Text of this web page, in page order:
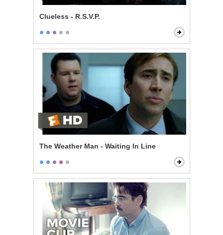
Clueless - R.S.V.P.
The Weather Man - Waiting In Line